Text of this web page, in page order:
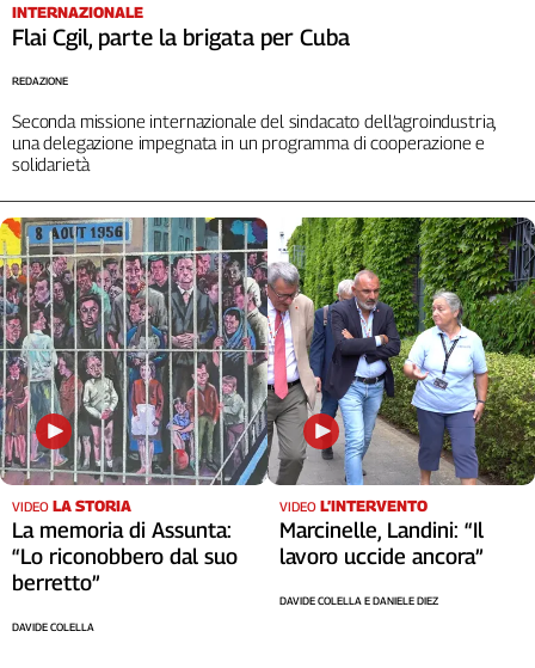
INTERNAZIONALE
Flai Cgil, parte la brigata per Cuba
Seconda missione internazionale del sindacato dell’agroindustria,
una delegazione impegnata in un programma di cooperazione e
solidarietà
REDAZIONE
VIDEO LA STORIA
La memoria di Assunta:
“Lo riconobbero dal suo
berretto”
DAVIDE COLELLA
VIDEO L’INTERVENTO
Marcinelle, Landini: “Il
lavoro uccide ancora”
DAVIDE COLELLA E DANIELE DIEZ